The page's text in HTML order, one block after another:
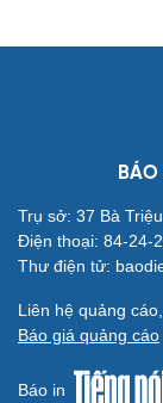
BÁO
Trụ sở: 37 Bà
Điện thoại: 84-24-
Thư điện tử:
Liên hệ quảng
Báo giá quảng cáo
Báo in